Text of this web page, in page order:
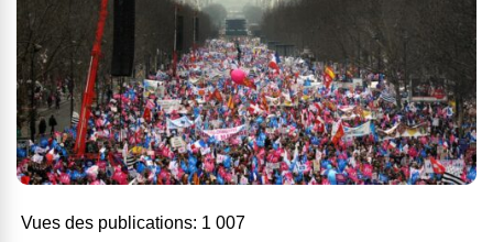
Vues des publications: 1 007